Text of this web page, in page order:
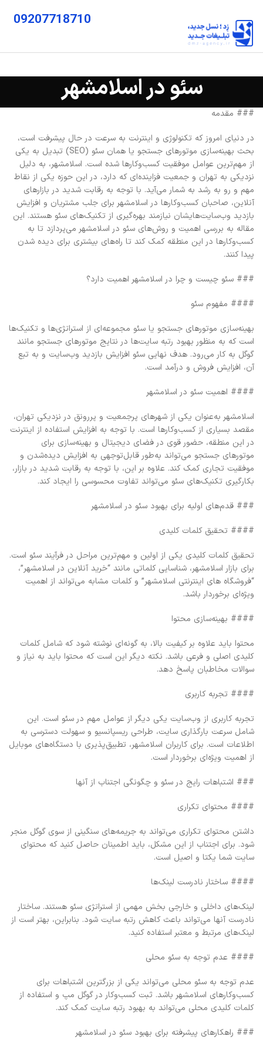
09207718710
سئو در اسلامشهر
### مقدمه
در دنیای امروز که تکنولوژی و اینترنت به سرعت در حال پیشرفت است،
بحث بهینه‌سازی موتورهای جستجو یا همان سئو (SEO) تبدیل به یکی
از مهم‌ترین عوامل موفقیت کسب‌وکارها شده است. اسلامشهر، به دلیل
نزدیکی به تهران و جمعیت فزاینده‌ای که دارد، در این حوزه یکی از نقاط
مهم و رو به رشد به شمار می‌آید. با توجه به رقابت شدید در بازارهای
آنلاین، صاحبان کسب‌وکارها در اسلامشهر برای جلب مشتریان و افزایش
بازدید وب‌سایت‌هایشان نیازمند بهره‌گیری از تکنیک‌های سئو هستند. این
مقاله به بررسی اهمیت و روش‌های سئو در اسلامشهر می‌پردازد تا به
کسب‌وکارها در این منطقه کمک کند تا راه‌های بیشتری برای دیده شدن
پیدا کنند.
### سئو چیست و چرا در اسلامشهر اهمیت دارد؟
#### مفهوم سئو
بهینه‌سازی موتورهای جستجو یا سئو مجموعه‌ای از استراتژی‌ها و تکنیک‌ها
است که به منظور بهبود رتبه سایت‌ها در نتایج موتورهای جستجو مانند
گوگل به کار می‌رود. هدف نهایی سئو افزایش بازدید وب‌سایت و به تبع
آن، افزایش فروش و درآمد است.
#### اهمیت سئو در اسلامشهر
اسلامشهر به‌عنوان یکی از شهرهای پرجمعیت و پررونق در نزدیکی تهران،
مقصد بسیاری از کسب‌وکارها است. با توجه به افزایش استفاده از اینترنت
در این منطقه، حضور قوی در فضای دیجیتال و بهینه‌سازی برای
موتورهای جستجو می‌تواند به‌طور قابل‌توجهی به افزایش دیده‌شدن و
موفقیت تجاری کمک کند. علاوه بر این، با توجه به رقابت شدید در بازار،
بکارگیری تکنیک‌های سئو می‌تواند تفاوت محسوسی را ایجاد کند.
### قدم‌های اولیه برای بهبود سئو در اسلامشهر
#### تحقیق کلمات کلیدی
تحقیق کلمات کلیدی یکی از اولین و مهم‌ترین مراحل در فرآیند سئو است.
برای بازار اسلامشهر، شناسایی کلماتی مانند “خرید آنلاین در اسلامشهر”،
“فروشگاه های اینترنتی اسلامشهر” و کلمات مشابه می‌تواند از اهمیت
ویژه‌ای برخوردار باشد.
#### بهینه‌سازی محتوا
محتوا باید علاوه بر کیفیت بالا، به گونه‌ای نوشته شود که شامل کلمات
کلیدی اصلی و فرعی باشد. نکته دیگر این است که محتوا باید به نیاز و
سوالات مخاطبان پاسخ دهد.
#### تجربه کاربری
تجربه کاربری از وب‌سایت یکی دیگر از عوامل مهم در سئو است. این
شامل سرعت بارگذاری سایت، طراحی ریسپانسیو و سهولت دسترسی به
اطلاعات است. برای کاربران اسلامشهر، تطبیق‌پذیری با دستگاه‌های موبایل
از اهمیت ویژه‌ای برخوردار است.
### اشتباهات رایج در سئو و چگونگی اجتناب از آنها
#### محتوای تکراری
داشتن محتوای تکراری می‌تواند به جریمه‌های سنگینی از سوی گوگل منجر
شود. برای اجتناب از این مشکل، باید اطمینان حاصل کنید که محتوای
سایت شما یکتا و اصیل است.
#### ساختار نادرست لینک‌ها
لینک‌های داخلی و خارجی بخش مهمی از استراتژی سئو هستند. ساختار
نادرست آنها می‌تواند باعث کاهش رتبه سایت شود. بنابراین، بهتر است از
لینک‌های مرتبط و معتبر استفاده کنید.
#### عدم توجه به سئو محلی
عدم توجه به سئو محلی می‌تواند یکی از بزرگترین اشتباهات برای
کسب‌وکارهای اسلامشهر باشد. ثبت کسب‌وکار در گوگل مپ و استفاده از
کلمات کلیدی محلی می‌تواند به بهبود رتبه سایت کمک کند.
### راهکارهای پیشرفته برای بهبود سئو در اسلامشهر